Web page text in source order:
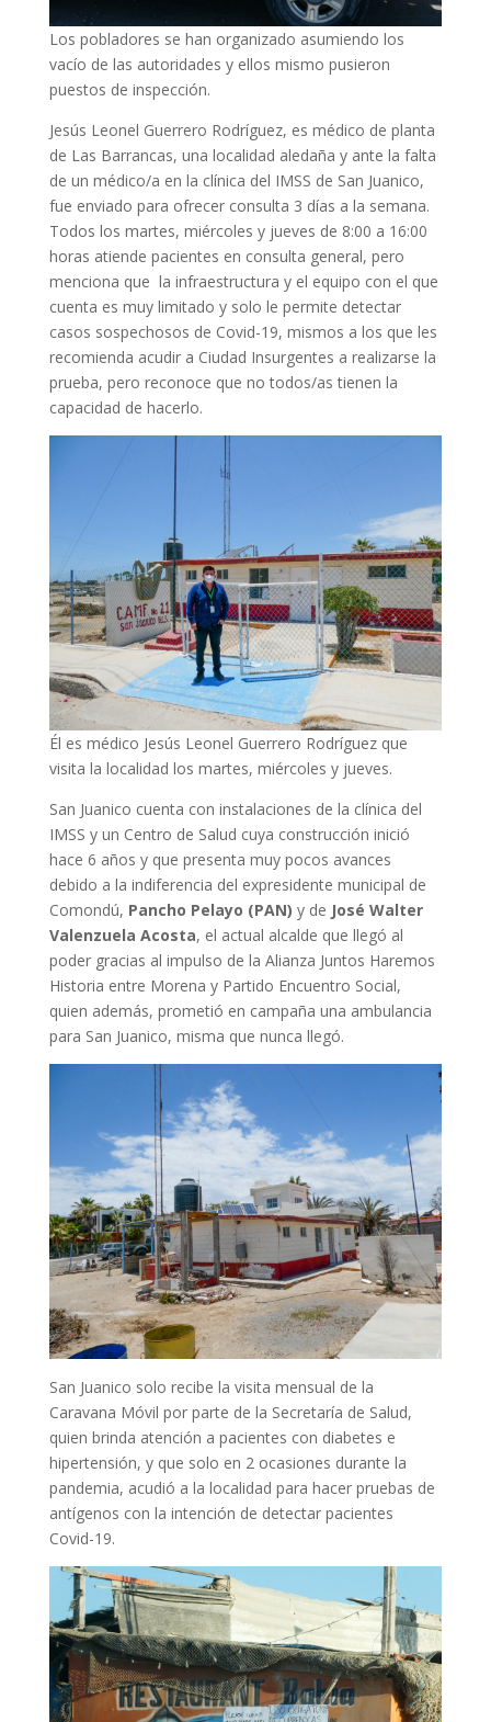
Los pobladores se han organizado asumiendo los
vacío de las autoridades y ellos mismo pusieron
puestos de inspección.
Jesús Leonel Guerrero Rodríguez, es médico de planta
de Las Barrancas, una localidad aledaña y ante la falta
de un médico/a en la clínica del IMSS de San Juanico,
fue enviado para ofrecer consulta 3 días a la semana.
Todos los martes, miércoles y jueves de 8:00 a 16:00
horas atiende pacientes en consulta general, pero
menciona que la infraestructura y el equipo con el que
cuenta es muy limitado y solo le permite detectar
casos sospechosos de Covid-19, mismos a los que les
recomienda acudir a Ciudad Insurgentes a realizarse la
prueba, pero reconoce que no todos/as tienen la
capacidad de hacerlo.
Él es médico Jesús Leonel Guerrero Rodríguez que
visita la localidad los martes, miércoles y jueves.
San Juanico cuenta con instalaciones de la clínica del
IMSS y un Centro de Salud cuya construcción inició
hace 6 años y que presenta muy pocos avances
debido a la indiferencia del expresidente municipal de
Comondú, Pancho Pelayo (PAN) y de José Walter
Valenzuela Acosta, el actual alcalde que llegó al
poder gracias al impulso de la Alianza Juntos Haremos
Historia entre Morena y Partido Encuentro Social,
quien además, prometió en campaña una ambulancia
para San Juanico, misma que nunca llegó.
San Juanico solo recibe la visita mensual de la
Caravana Móvil por parte de la Secretaría de Salud,
quien brinda atención a pacientes con diabetes e
hipertensión, y que solo en 2 ocasiones durante la
pandemia, acudió a la localidad para hacer pruebas de
antígenos con la intención de detectar pacientes
Covid-19.